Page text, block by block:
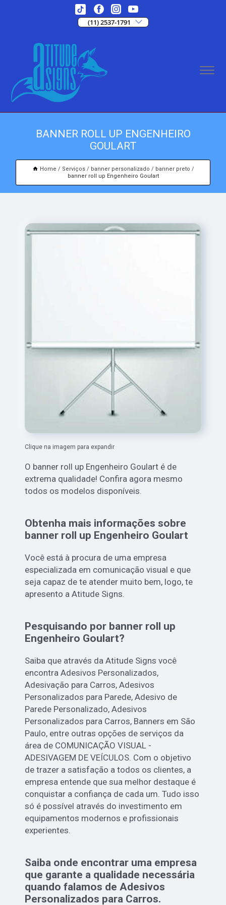
(11) 2537-1791
BANNER ROLL UP ENGENHEIRO
GOULART
Home Serviços banner personalizado
banner preto
banner roll up Engenheiro Goulart
Clique na imagem para expandir
O banner roll up Engenheiro Goulart é de
extrema qualidade! Confira agora mesmo
todos os modelos disponíveis.
Obtenha mais informações sobre
banner roll up Engenheiro Goulart
Você está à procura de uma empresa
especializada em comunicação visual e que
seja capaz de te atender muito bem, logo, te
apresento a Atitude Signs.
Pesquisando por banner roll up
Engenheiro Goulart?
Saiba que através da Atitude Signs você
encontra Adesivos Personalizados,
Adesivação para Carros, Adesivos
Personalizados para Parede, Adesivo de
Parede Personalizado, Adesivos
Personalizados para Carros, Banners em São
Paulo, entre outras opções de serviços da
área de COMUNICAÇÃO VISUAL -
ADESIVAGEM DE VEÍCULOS. Com o objetivo
de trazer a satisfação a todos os clientes, a
empresa entende que sua melhor destaque é
conquistar a confiança de cada um. Tudo isso
só é possível através do investimento em
equipamentos modernos e profissionais
experientes.
Saiba onde encontrar uma empresa
que garante a qualidade necessária
quando falamos de Adesivos
Personalizados para Carros.